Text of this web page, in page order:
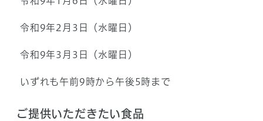
令和9年2月3日（水曜日）
令和9年3月3日（水曜日）
いずれも午前9時から午後5時まで
ご提供いただきたい食品